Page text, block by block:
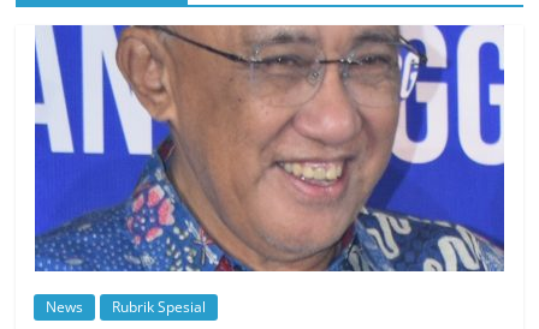
News Rubrik Spesial